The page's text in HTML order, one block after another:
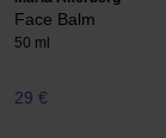
Face Balm
50 ml
29 €